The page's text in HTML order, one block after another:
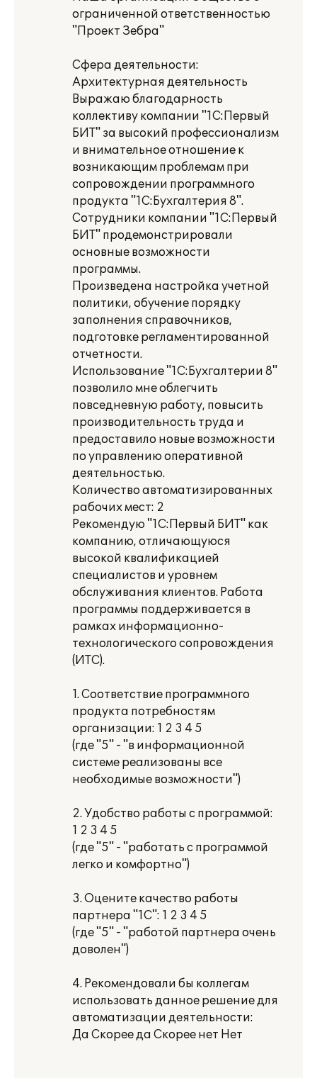
ограниченной ответственностью
"Проект Зебра"
Сфера деятельности:
Архитектурная деятельность
Выражаю благодарность
коллективу компании "1С:Первый
БИТ" за высокий профессионализм
и внимательное отношение к
возникающим проблемам при
сопровождении программного
продукта "1С:Бухгалтерия 8".
Сотрудники компании "1С:Первый
БИТ" продемонстрировали
основные возможности
программы.
Произведена настройка учетной
политики, обучение порядку
заполнения справочников,
подготовке регламентированной
отчетности.
Использование "1С:Бухгалтерии 8"
позволило мне облегчить
повседневную работу, повысить
производительность труда и
предоставило новые возможности
по управлению оперативной
деятельностью.
Количество автоматизированных
рабочих мест: 2
Рекомендую "1С:Первый БИТ" как
компанию, отличающуюся
высокой квалификацией
специалистов и уровнем
обслуживания клиентов. Работа
программы поддерживается в
рамках информационно-
технологического сопровождения
(ИТС).
1. Соответствие программного
продукта потребностям
организации: 1 2 3 4 5
(где "5" - "в информационной
системе реализованы все
необходимые возможности")
2. Удобство работы с программой:
1 2 3 4 5
(где "5" - "работать с программой
легко и комфортно")
3. Оцените качество работы
партнера "1С": 1 2 3 4 5
(где "5" - "работой партнера очень
доволен")
4. Рекомендовали бы коллегам
использовать данное решение для
автоматизации деятельности:
Да Скорее да Скорее нет Нет